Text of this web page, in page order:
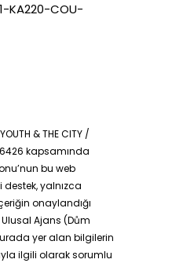
KA220-COU-
& THE CITY /
kapsamında
bu web
yalnızca
onaylandığı
Ajans (Dům
yer alan bilgilerin
ilgili olarak sorumlu